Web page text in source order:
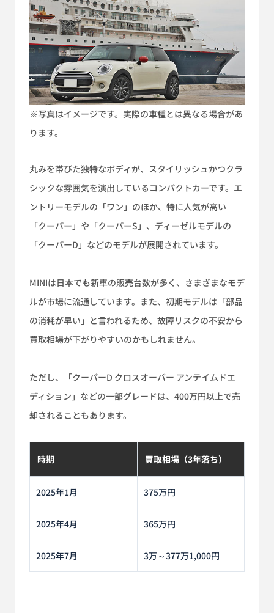
※写真はイメージです。実際の車種とは異なる場合があ
ります。
丸みを帯びた独特なボディが、スタイリッシュかつクラ
シックな雰囲気を演出しているコンパクトカーです。エ
ントリーモデルの「ワン」のほか、特に人気が高い
「クーパー」や「クーパーS」、ディーゼルモデルの
「クーパーD」などのモデルが展開されています。
MINIは日本でも新車の販売台数が多く、さまざまなモデ
ルが市場に流通しています。また、初期モデルは「部品
の消耗が早い」と言われるため、故障リスクの不安から
買取相場が下がりやすいのかもしれません。
ただし、「クーパーD クロスオーバー アンテイムドエ
ディション」などの一部グレードは、400万円以上で売
却されることもあります。
時期 買取相場（3年落ち）
2025年1月 375万円
2025年4月 365万円
2025年7月 3万～377万1,000円